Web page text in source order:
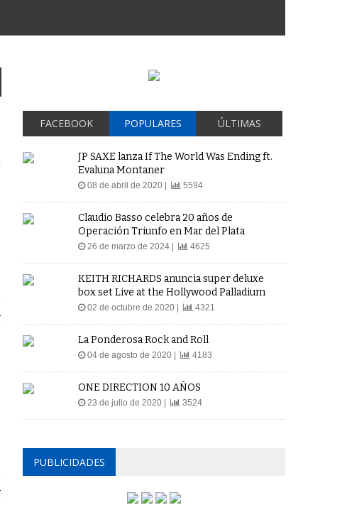
FACEBOOK POPULARES ÚLTIMAS
JP SAXE lanza If The World Was Ending ft.
Evaluna Montaner
08 de abril de 2020 | 5594
Claudio Basso celebra 20 años de
Operación Triunfo en Mar del Plata
26 de marzo de 2024 | 4625
KEITH RICHARDS anuncia super deluxe
box set Live at the Hollywood Palladium
02 de octubre de 2020 | 4321
La Ponderosa Rock and Roll
04 de agosto de 2020 | 4183
ONE DIRECTION 10 AÑOS
23 de julio de 2020 | 3524
PUBLICIDADES